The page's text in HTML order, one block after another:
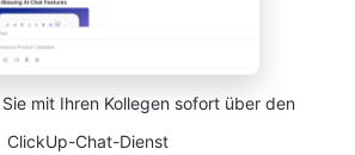
mit Ihren Kollegen sofort über den
ClickUp-Chat-Dienst